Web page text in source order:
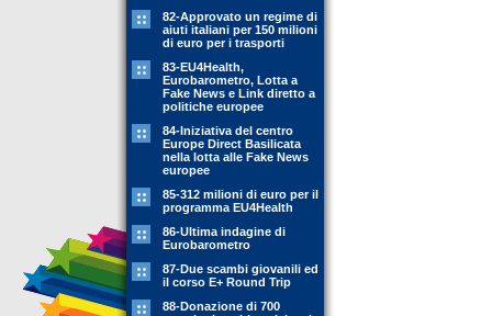
82-Approvato un regime di
aiuti italiani per 150 milioni
di euro per i trasporti
83-EU4Health,
Eurobarometro, Lotta a
Fake News e Link diretto a
politiche europee
84-Iniziativa del centro
Europe Direct Basilicata
nella lotta alle Fake News
europee
85-312 milioni di euro per il
programma EU4Health
86-Ultima indagine di
Eurobarometro
87-Due scambi giovanili ed
il corso E+ Round Trip
88-Donazione di 700